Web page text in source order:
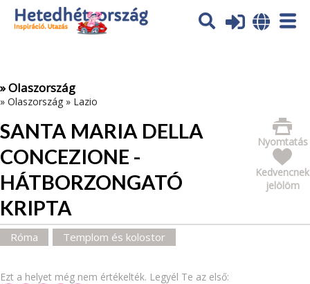
Az oldal sütiket (cookies) használ. További tájékoztatás itt:
Adatvédelmi tájékoztató
» Olaszország
» Olaszország » Lazio
SANTA MARIA DELLA
CONCEZIONE -
HÁTBORZONGATÓ
KRIPTA
Nyomtatás
Kedvencnek
jelölöm
Róma Templom és kolostor
Ezt a helyet még nem értékelték. Legyél Te az első: